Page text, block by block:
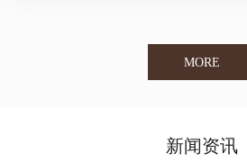
MORE
新闻资讯